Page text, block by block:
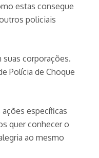
estas consegue
policiais
corporações.
Polícia de Choque
específicas
quer conhecer o
ao mesmo